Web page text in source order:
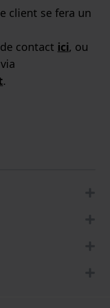
client se fera un
contact ici, ou
.